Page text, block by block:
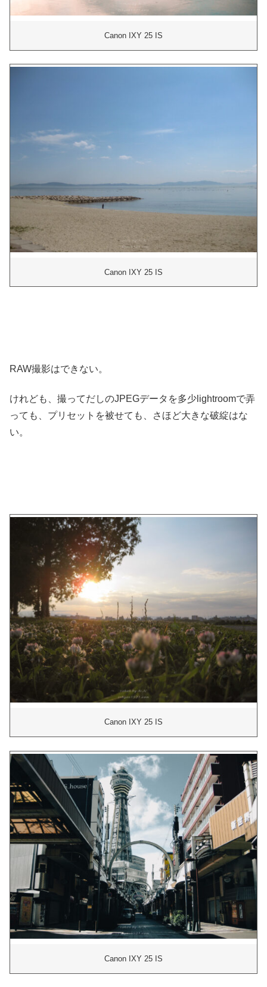
Canon IXY 25 IS
Canon IXY 25 IS
RAW撮影はできない。
けれども、撮ってだしのJPEGデータを多少lightroomで弄
っても、プリセットを被せても、さほど大きな破綻はな
い。
Canon IXY 25 IS
Canon IXY 25 IS